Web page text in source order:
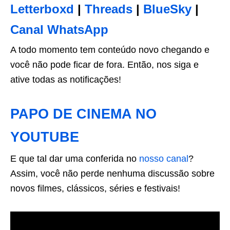
Letterboxd | Threads | BlueSky |
Canal WhatsApp
A todo momento tem conteúdo novo chegando e
você não pode ficar de fora. Então, nos siga e
ative todas as notificações!
PAPO DE CINEMA NO
YOUTUBE
E que tal dar uma conferida no nosso canal?
Assim, você não perde nenhuma discussão sobre
novos filmes, clássicos, séries e festivais!